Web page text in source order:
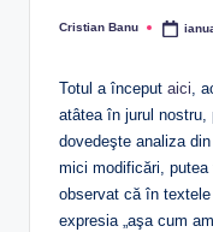
Posted
Cristian Banu
Totul a început aici,
atâtea în jurul
dovedeşte analiza
mici modificări,
observat că în
expresia „aşa cum